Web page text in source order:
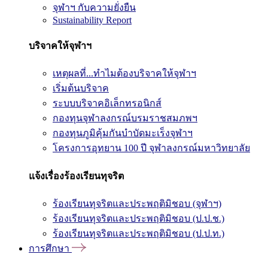
จุฬาฯ กับความยั่งยืน
Sustainability Report
บริจาคให้จุฬาฯ
เหตุผลที่...ทำไมต้องบริจาคให้จุฬาฯ
เริ่มต้นบริจาค
ระบบบริจาคอิเล็กทรอนิกส์
กองทุนจุฬาลงกรณ์บรมราชสมภพฯ
กองทุนภูมิคุ้มกันบำบัดมะเร็งจุฬาฯ
โครงการอุทยาน 100 ปี จุฬาลงกรณ์มหาวิทยาลัย
แจ้งเรื่องร้องเรียนทุจริต
ร้องเรียนทุจริตและประพฤติมิชอบ (จุฬาฯ)
ร้องเรียนทุจริตและประพฤติมิชอบ (ป.ป.ช.)
ร้องเรียนทุจริตและประพฤติมิชอบ (ป.ป.ท.)
การศึกษา